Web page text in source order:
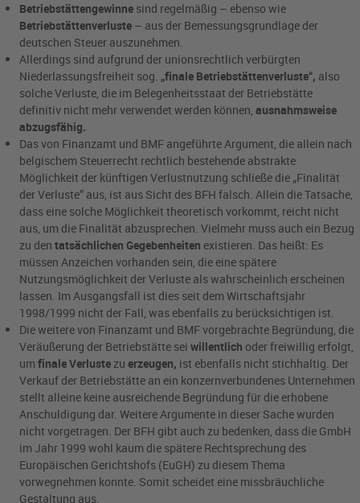
Betriebstättengewinne sind regelmäßig – ebenso wie
Betriebstättenverluste – aus der Bemessungsgrundlage der
deutschen Steuer auszunehmen.
Allerdings sind aufgrund der unionsrechtlich verbürgten
Niederlassungsfreiheit sog. „finale Betriebstättenverluste“, also
solche Verluste, die im Belegenheitsstaat der Betriebstätte
definitiv nicht mehr verwendet werden können,ausnahmsweise
abzugsfähig.
Das von Finanzamt und BMF angeführte Argument, die allein nach
belgischem Steuerrecht rechtlich bestehende abstrakte
Möglichkeit der künftigen Verlustnutzung schließe die „Finalität
der Verluste” aus, ist aus Sicht des BFH falsch. Allein die Tatsache,
dass eine solche Möglichkeit theoretisch vorkommt, reicht nicht
aus, um die Finalität abzusprechen. Vielmehr muss auch ein Bezug
zu dentatsächlichen Gegebenheiten existieren. Das heißt: Es
müssen Anzeichen vorhanden sein, die eine spätere
Nutzungsmöglichkeit der Verluste als wahrscheinlich erscheinen
lassen. Im Ausgangsfall ist dies seit dem Wirtschaftsjahr
1998/1999 nicht der Fall, was ebenfalls zu berücksichtigen ist.
Die weitere von Finanzamt und BMF vorgebrachte Begründung, die
Veräußerung der Betriebstätte seiwillentlich oder freiwillig erfolgt,
umfinale Verlustezuerzeugen, ist ebenfalls nicht stichhaltig. Der
Verkauf der Betriebstätte an ein konzernverbundenes Unternehmen
stellt alleine keine ausreichende Begründung für die erhobene
Anschuldigung dar. Weitere Argumente in dieser Sache wurden
nicht vorgetragen. Der BFH gibt auch zu bedenken, dass die GmbH
im Jahr 1999 wohl kaum die spätere Rechtsprechung des
Europäischen Gerichtshofs (EuGH) zu diesem Thema
vorwegnehmen konnte. Somit scheidet eine missbräuchliche
Gestaltung aus.